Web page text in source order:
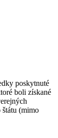
poskytnuté
boli získané
(mimo